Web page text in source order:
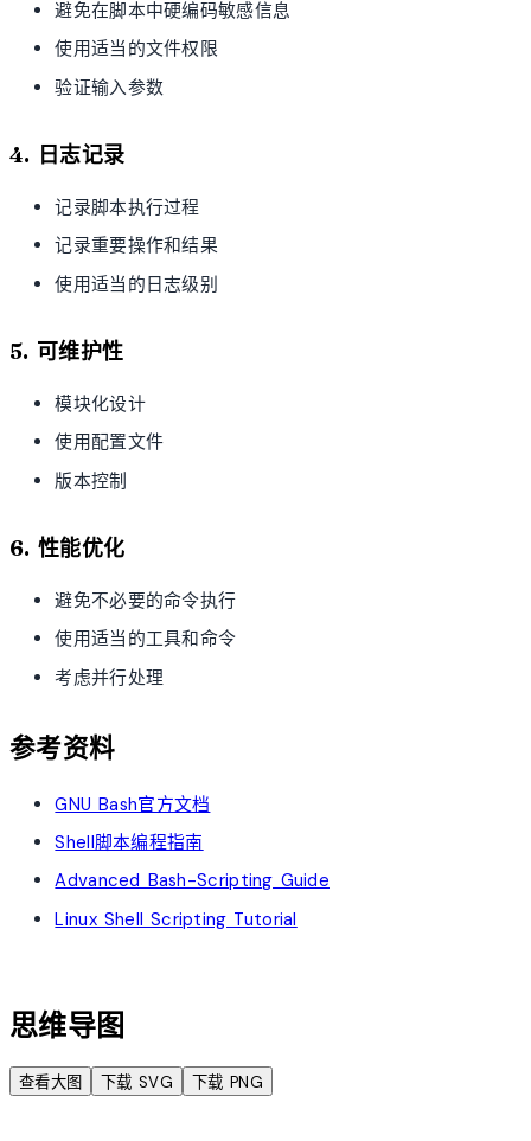
避免在脚本中硬编码敏感信息
使用适当的文件权限
验证输入参数
4. 日志记录
记录脚本执行过程
记录重要操作和结果
使用适当的日志级别
5. 可维护性
模块化设计
使用配置文件
版本控制
6. 性能优化
避免不必要的命令执行
使用适当的工具和命令
考虑并行处理
参考资料
GNU Bash官方文档
Shell脚本编程指南
Advanced Bash-Scripting Guide
Linux Shell Scripting Tutorial
思维导图
查看大图 下载 SVG 下载 PNG